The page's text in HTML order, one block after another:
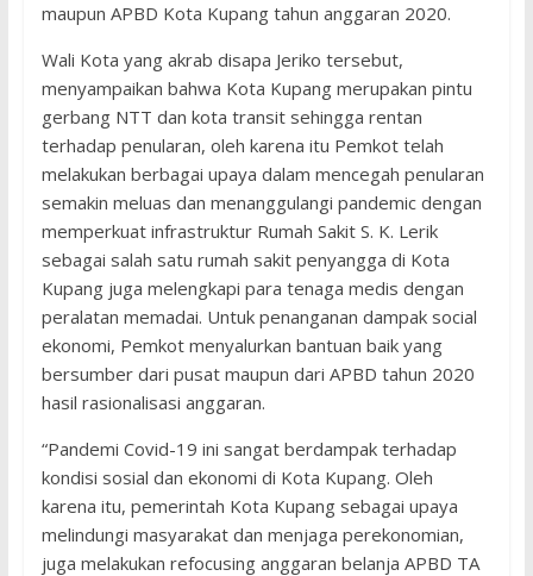
maupun APBD Kota Kupang tahun anggaran 2020.
Wali Kota yang akrab disapa Jeriko tersebut,
menyampaikan bahwa Kota Kupang merupakan pintu
gerbang NTT dan kota transit sehingga rentan
terhadap penularan, oleh karena itu Pemkot telah
melakukan berbagai upaya dalam mencegah penularan
semakin meluas dan menanggulangi pandemic dengan
memperkuat infrastruktur Rumah Sakit S. K. Lerik
sebagai salah satu rumah sakit penyangga di Kota
Kupang juga melengkapi para tenaga medis dengan
peralatan memadai. Untuk penanganan dampak social
ekonomi, Pemkot menyalurkan bantuan baik yang
bersumber dari pusat maupun dari APBD tahun 2020
hasil rasionalisasi anggaran.
“Pandemi Covid-19 ini sangat berdampak terhadap
kondisi sosial dan ekonomi di Kota Kupang. Oleh
karena itu, pemerintah Kota Kupang sebagai upaya
melindungi masyarakat dan menjaga perekonomian,
juga melakukan refocusing anggaran belanja APBD TA